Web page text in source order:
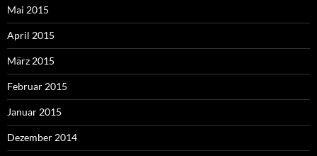
Mai 2015
April 2015
März 2015
Februar 2015
Januar 2015
Dezember 2014